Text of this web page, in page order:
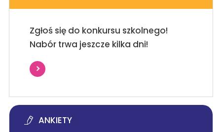
Zgłoś się do konkursu szkolnego!
Nabór trwa jeszcze kilka dni!
ANKIETY